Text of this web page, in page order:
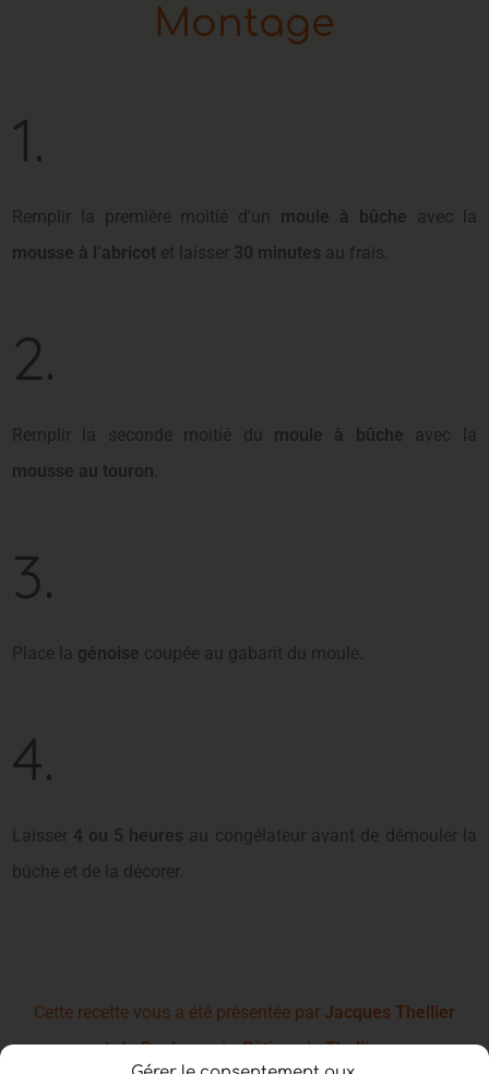
Montage
1.
Remplir la première moitié d’un moule à bûche avec la
mousse à l’abricot et laisser 30 minutes au frais.
2.
Remplir la seconde moitié du moule à bûche avec la
mousse au touron
3.
Place la génoise coupée au gabarit du moule.
4.
Laisser 4 ou 5 heures au congélateur avant de démouler la
bûche et de la décorer.
Cette recette vous a été présentée par Jacques Thellier
de laBoulangerie-Pâtisserie Thellier